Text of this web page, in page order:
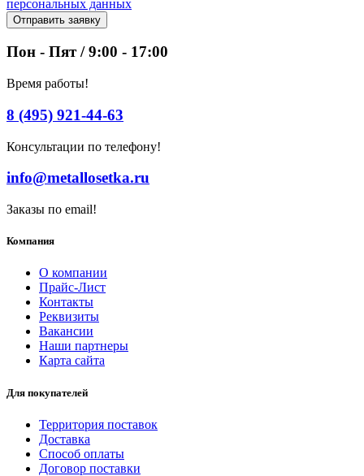
персональных данных
Отправить заявку
Пон - Пят / 9:00 - 17:00
Время работы!
8 (495) 921-44-63
Консультации по телефону!
info@metallosetka.ru
Заказы по email!
Компания
О компании
Прайс-Лист
Контакты
Реквизиты
Вакансии
Наши партнеры
Карта сайта
Для покупателей
Территория поставок
Доставка
Способ оплаты
Договор поставки